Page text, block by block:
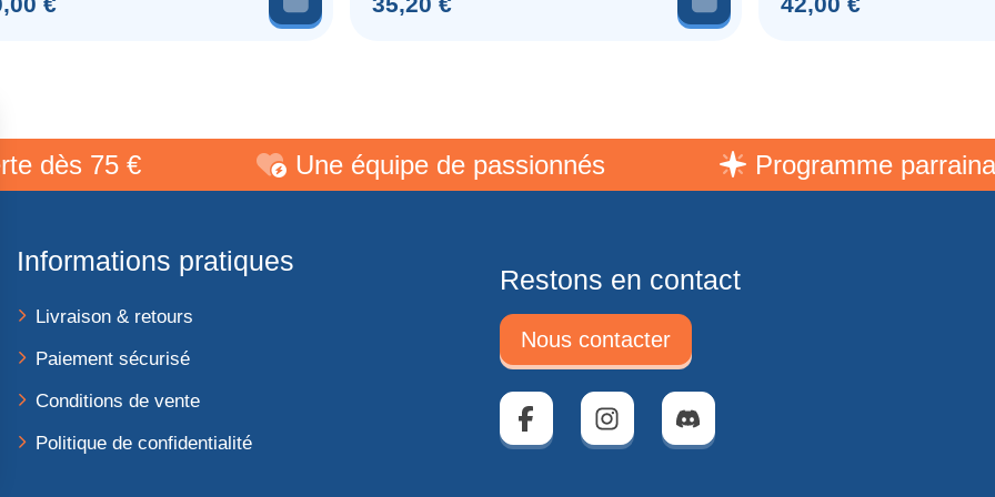
75 € Une équipe de passionnés Programme parrainage
Informations pratiques
Livraison & retours
Paiement sécurisé
Conditions de vente
Politique de confidentialité
Restons en contact
Nous contacter
Facebook Instagram